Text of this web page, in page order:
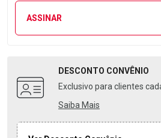
ASSINAR
DESCONTO CONVÊNIO
Exclusivo para clientes
Saiba Mais